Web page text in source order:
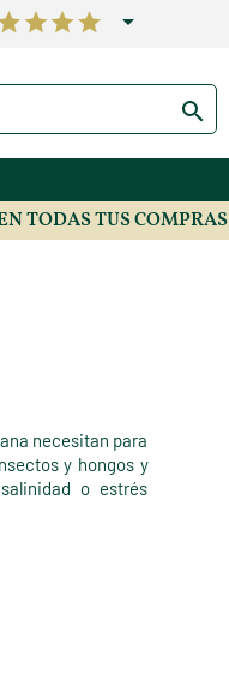
arrow_drop_down
TODAS TUS COMPRAS
necesitan para
y hongos y
o estrés